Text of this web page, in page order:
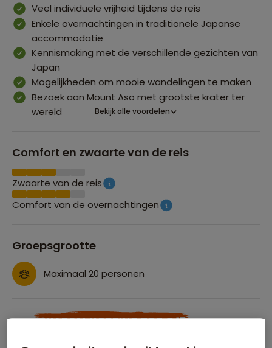
Veel individuele vrijheid tijdens de reis
Enkele overnachtingen in traditionele Japanse
accommodatie
Kennismaking met de verschillende gezichten van
Japan
Mogelijkheden om mooie wandelingen te maken
Bezoek aan Mount Aso met grootste krater ter
wereld
Bekijk alle voordelen
Comfort en zwaarte van de reis
Zwaarte van de reis
Comfort van de overnachtingen
Groepsgrootte
Maximaal 20 personen
SAWADEAL KORTING TOT € 150